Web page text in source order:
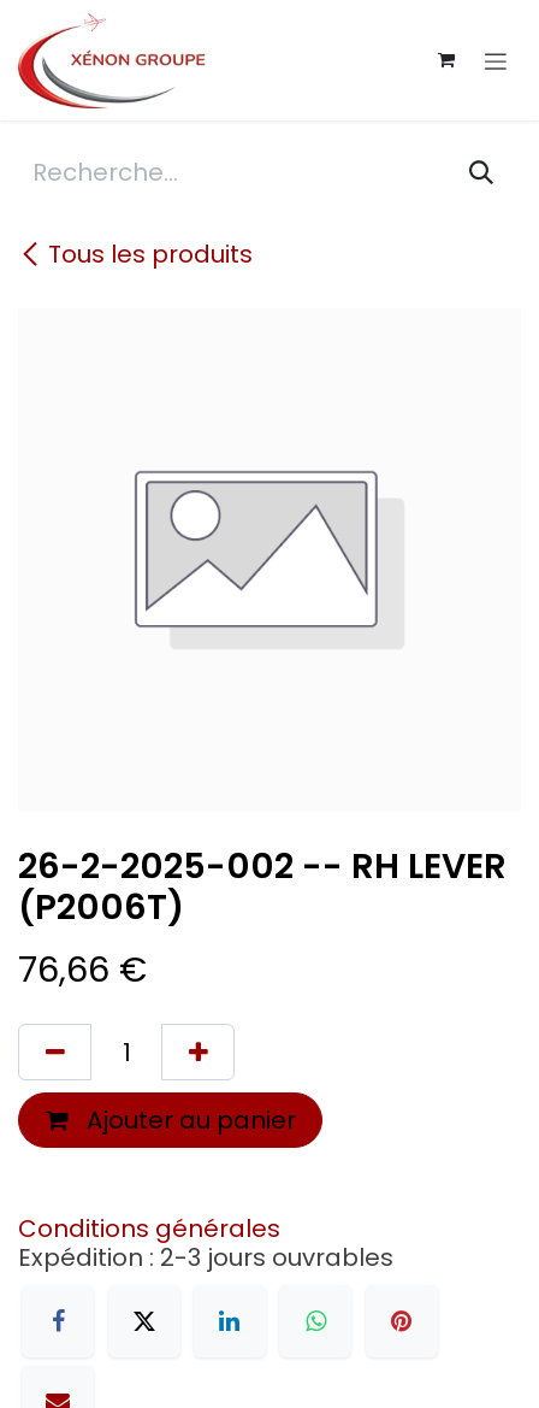
Se rendre au contenu
Tous les produits
26-2-2025-002 -- RH LEVER
(P2006T)
76,66 €
Ajouter au panier
Conditions générales
Expédition : 2-3 jours ouvrables